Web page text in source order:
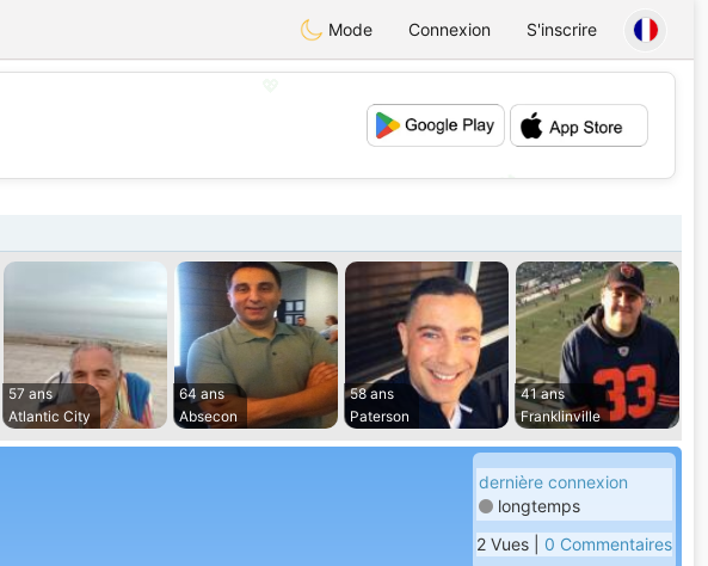
Mode Connexion S'inscrire
57 ans
Atlantic City
64 ans
Absecon
58 ans
Paterson
41 ans
Franklinville
dernière connexion
longtemps
2 Vues | 0 Commentaires